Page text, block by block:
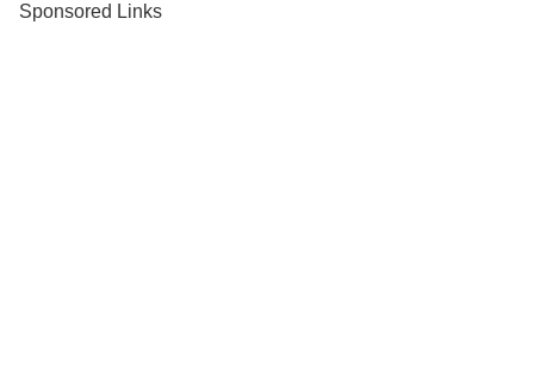
Sponsored Links